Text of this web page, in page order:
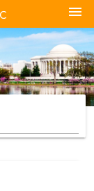
menu